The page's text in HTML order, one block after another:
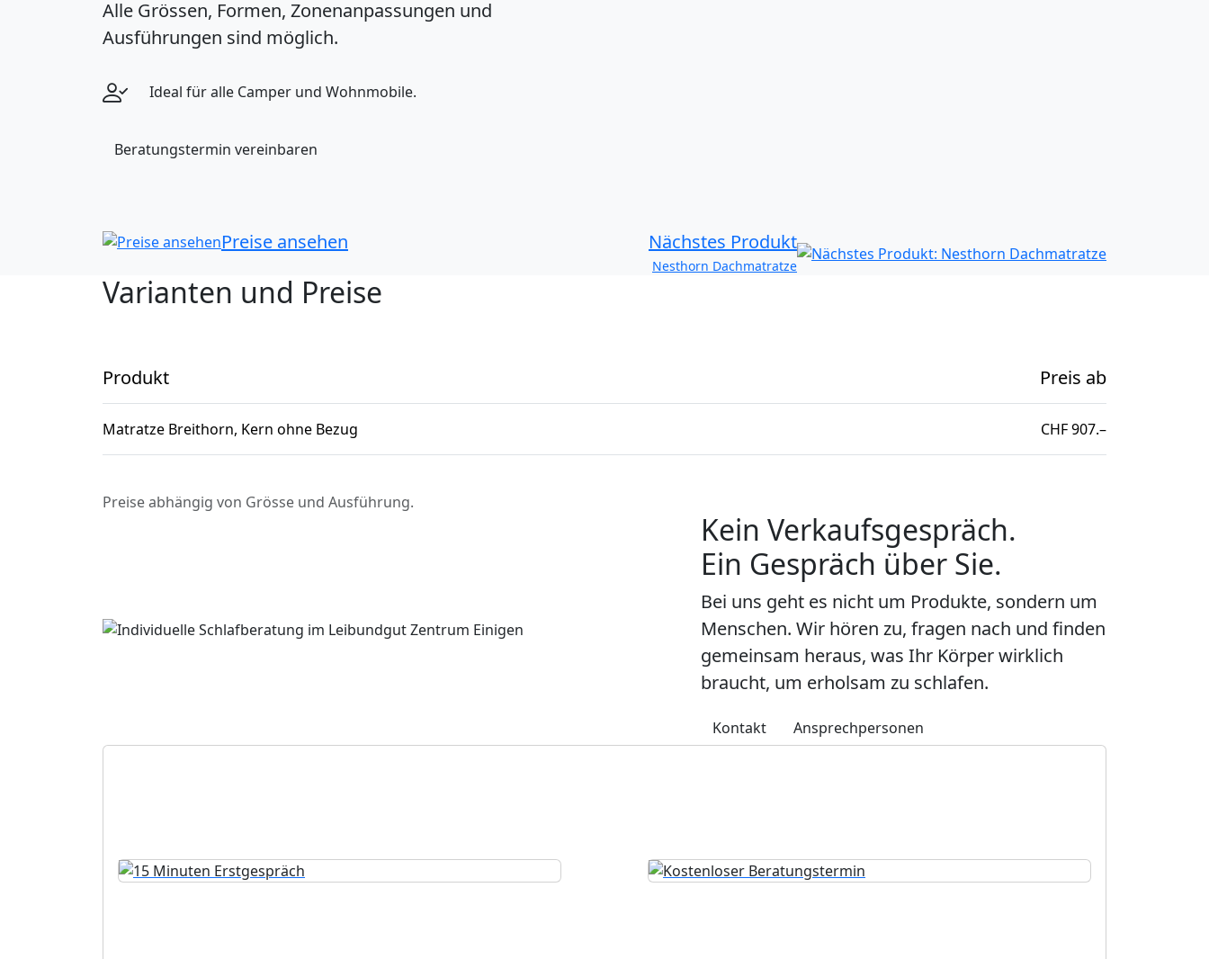
Alle Grössen, Formen, Zonenanpassungen und
Ausführungen sind möglich.
Ideal für alle Camper und Wohnmobile.
Beratungstermin vereinbaren
Preise ansehen Nächstes Produkt
Nesthorn Dachmatratze
Varianten und Preise
Produkt Preis ab
Matratze Breithorn, Kern ohne Bezug CHF907.–
Preise abhängig von Grösse und Ausführung.
Kein Verkaufsgespräch.
Ein Gespräch über Sie.
Bei uns geht es nicht um Produkte, sondern um
Menschen. Wir hören zu, fragen nach und finden
gemeinsam heraus, was Ihr Körper wirklich
braucht, um erholsam zu schlafen.
Kontakt Ansprechpersonen